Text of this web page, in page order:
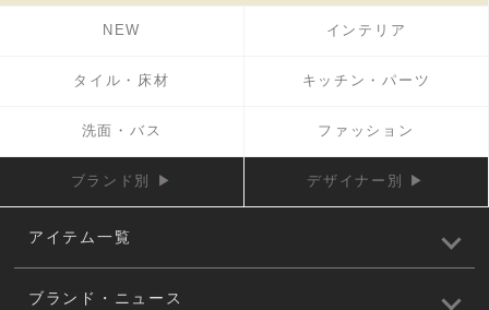
NEW インテリア
タイル・床材 キッチン・パーツ
洗面・バス ファッション
ブランド別 ▶ デザイナー別 ▶
アイテム一覧
ブランド・ニュース